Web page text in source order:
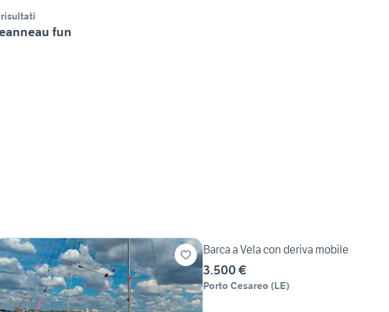
fun
Barca a Vela con deriva mobile
3.500 €
Porto Cesareo (LE)